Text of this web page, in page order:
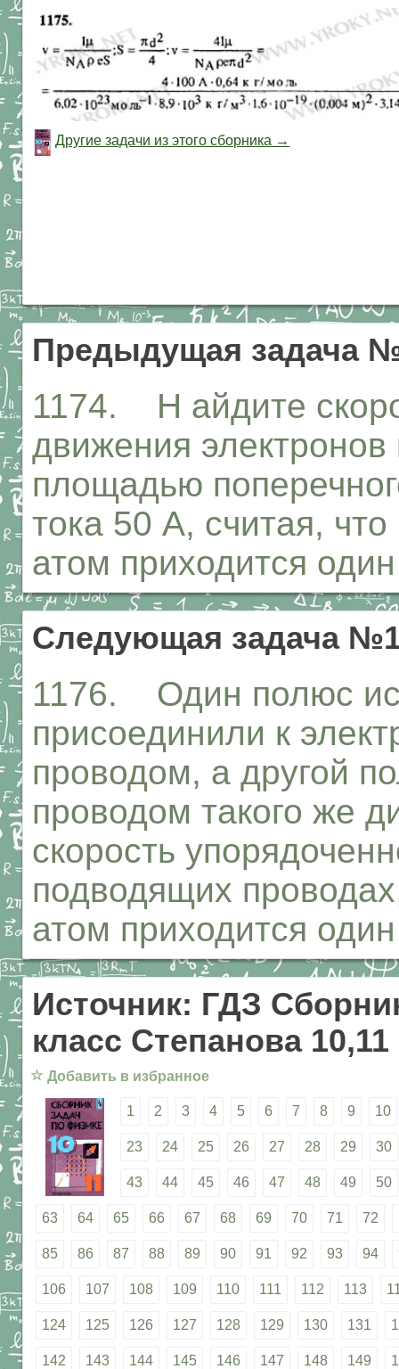
Другие задачи из этого сборника →
Предыдущая задача
1174. Н айдите
движения
площадью
тока 50 А, считая,
атом приходится
Следующая задача
1176. Один полюс
присоединили к
проводом, а другой
проводом такого же
скорость
подводящих
атом приходится
Источник: ГДЗ
класс Степанова 10,11
☆ Добавить в избранное
1 2 3 4 5 6 7 8 9 10
23 24 25 26 27 28 29 30
43 44 45 46 47 48 49 50
63 64 65 66 67 68 69 70 71 72
85 86 87 88 89 90 91 92 93 94
106 107 108 109 110 111 112 113
124 125 126 127 128 129 130 131
142 143 144 145 146 147 148 149